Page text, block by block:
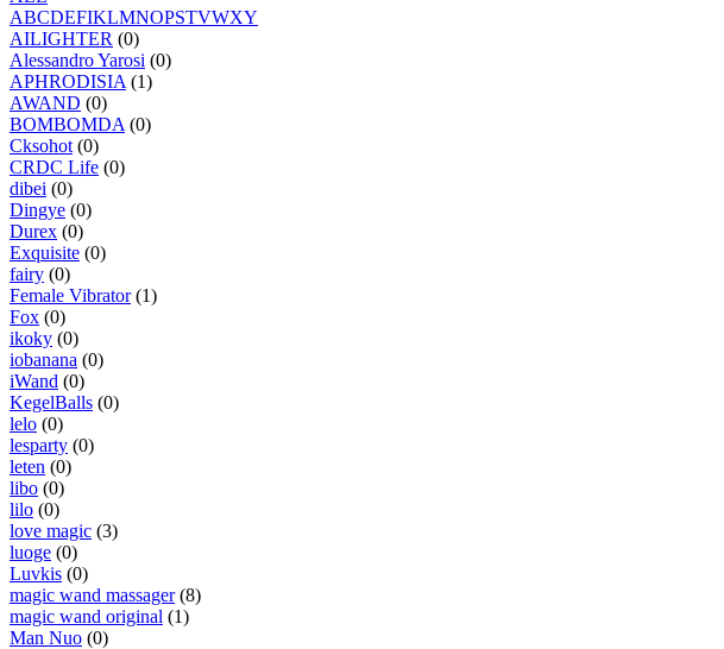
ABCDEFIKLMNOPSTVWXY
AILIGHTER (0)
Alessandro Yarosi (0)
APHRODISIA (1)
AWAND (0)
BOMBOMDA (0)
Cksohot (0)
CRDC Life (0)
dibei (0)
Dingye (0)
Durex (0)
Exquisite (0)
fairy (0)
Female Vibrator(1)
Fox (0)
ikoky (0)
iobanana (0)
iWand (0)
KegelBalls (0)
lelo (0)
lesparty (0)
leten (0)
libo (0)
lilo (0)
love magic (3)
luoge (0)
Luvkis (0)
magic wand massager(8)
magic wand original (1)
Man Nuo (0)